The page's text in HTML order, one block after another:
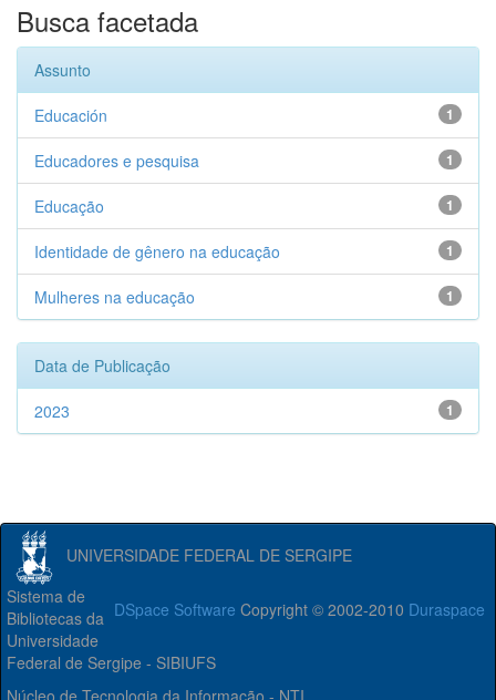
Busca facetada
Assunto
1
Educación
1
Educadores e pesquisa
1
Educação
1
Identidade de gênero na educação
1
Mulheres na educação
Data de Publicação
1
2023
UNIVERSIDADE FEDERAL DE SERGIPE
DSpace Software Copyright © 2002-2010 Duraspace
Sistema de
Bibliotecas da
Universidade
Federal de Sergipe - SIBIUFS
Núcleo de Tecnologia da Informação - NTI